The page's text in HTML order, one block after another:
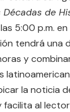
Décadas de
5:00 p.m.
tendrá una
y
la noticia
al